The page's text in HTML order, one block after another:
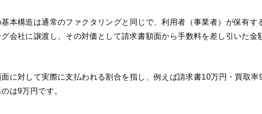
本構造は通常のファクタリングと同じで、利用者（事業者）が保有す
会社に譲渡し、その対価として請求書額面から手数料を差し引いた金
に対して実際に支払われる割合を指し、例えば請求書10万円・買取率
は9万円です。